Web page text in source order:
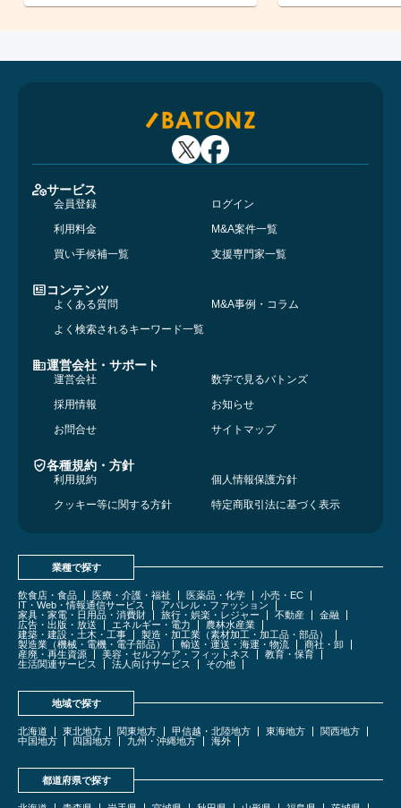
サービス
会員登録
ログイン
利用料金
M&A案件一覧
買い手候補一覧
支援専門家一覧
コンテンツ
よくある質問
M&A事例・コラム
よく検索されるキーワード一覧
運営会社・サポート
運営会社
数字で見るバトンズ
採用情報
お知らせ
お問合せ
サイトマップ
各種規約・方針
利用規約
個人情報保護方針
クッキー等に関する方針
特定商取引法に基づく表示
業種で探す
飲食店・食品 医療・介護・福祉 医薬品・化学
小売・EC
IT・Web・情報通信サービス
アパレル・ファッション
家具・家電・日用品・消費財
旅行・娯楽・レジャー 不動産
金融
広告・出版・放送
エネルギー・電力
農林水産業
建築・建設・土木・工事
製造・加工業（素材加工・加工品・部品）
製造業（機械・電機・電子部品）
輸送・運送・海運・物流
商社・卸
産廃・再生資源
美容・セルフケア・フィットネス
教育・保育
生活関連サービス
法人向けサービス その他
地域で探す
北海道 東北地方 関東地方 甲信越・北陸地方 東海地方
関西地方
中国地方
四国地方 九州・沖縄地方 海外
都道府県で探す